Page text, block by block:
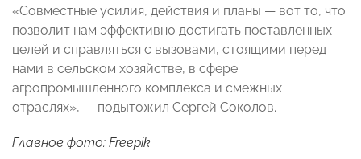
«Совместные усилия, действия и планы — вот то, что
позволит нам эффективно достигать поставленных
целей и справляться с вызовами, стоящими перед
нами в сельском хозяйстве, в сфере
агропромышленного комплекса и смежных
отраслях», — подытожил Сергей Соколов.
Главное фото: Freepik